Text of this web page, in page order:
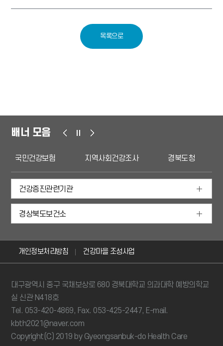
목록으로
배너 모음
국민건강보험 지역사회건강조사 경북도청
건강증진관련기관
경상북도보건소
개인정보처리방침 건강마을 조성사업
대구광역시 중구 국채보상로 680 경북대학교 의과대학 예방의학교
실 신관 N418호
Tel. 053-420-4869, Fax. 053-425-2447, E-mail.
kbth2021@naver.com
Copyright(C) 2019 by Gyeongsanbuk-do Health Care